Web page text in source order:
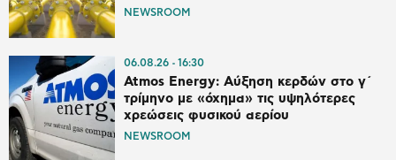
NEWSROOM
06.08.26 16:30
Atmos Energy: Αύξηση κερδών στο γ΄
τρίμηνο με «όχημα» τις υψηλότερες
χρεώσεις φυσικού αερίου
NEWSROOM